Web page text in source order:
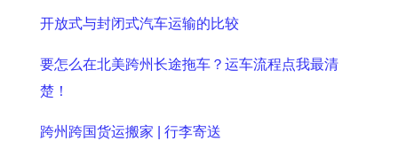
开放式与封闭式汽车运输的比较
要怎么在北美跨州长途拖车？运车流程点我最清
楚！
跨州跨国货运搬家 | 行李寄送